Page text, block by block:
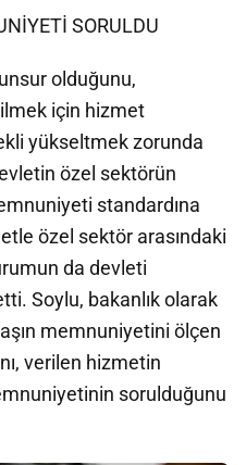
SORULDU
olduğunu,
için hizmet
yükseltmek zorunda
özel sektörün
standardına
özel sektör arasındaki
da devleti
Soylu, bakanlık olarak
memnuniyetini ölçen
verilen hizmetin
sorulduğunu